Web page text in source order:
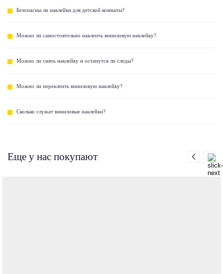
Безопасны ли наклейки для детской комнаты?
Можно ли самостоятельно наклеить виниловую наклейку?
Можно ли снять наклейку и останутся ли следы?
Можно ли переклеить виниловую наклейку?
Сколько служат виниловые наклейки?
Еще у нас покупают